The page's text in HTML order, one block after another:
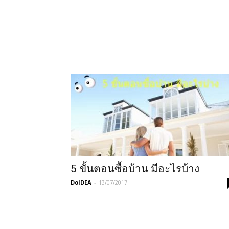
5 ขั้นตอนซื้อบ้าน มีอะไรบ้าง
DoIDEA - 13/07/2017